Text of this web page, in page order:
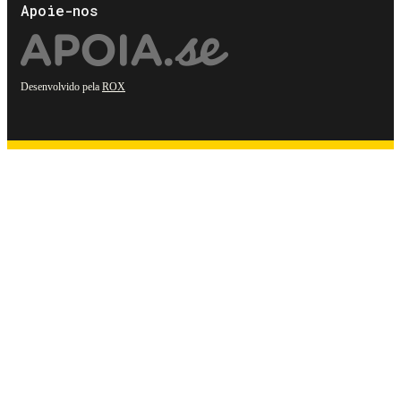
Apoie-nos
Desenvolvido pela ROX